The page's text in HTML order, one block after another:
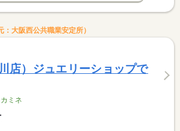
大阪西公共職業安定所）
店）ジュエリーショップで
ミネ